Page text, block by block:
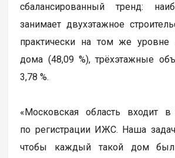
сбалансированный тренд:
занимает двухэтажное
практически на том же
дома (48,09 %), трёхэтажные
3,78 %.
«Московская область входит
по регистрации ИЖС. Наша
чтобы каждый такой дом был